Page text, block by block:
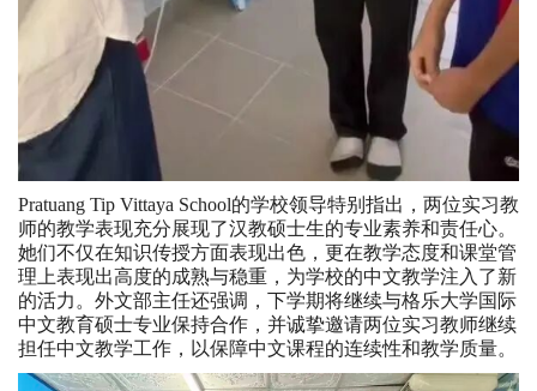
Pratuang Tip Vittaya School的学校领导特别指出，两位实习教
师的教学表现充分展现了汉教硕士生的专业素养和责任心。
她们不仅在知识传授方面表现出色，更在教学态度和课堂管
理上表现出高度的成熟与稳重，为学校的中文教学注入了新
的活力。外文部主任还强调，下学期将继续与格乐大学国际
中文教育硕士专业保持合作，并诚挚邀请两位实习教师继续
担任中文教学工作，以保障中文课程的连续性和教学质量。